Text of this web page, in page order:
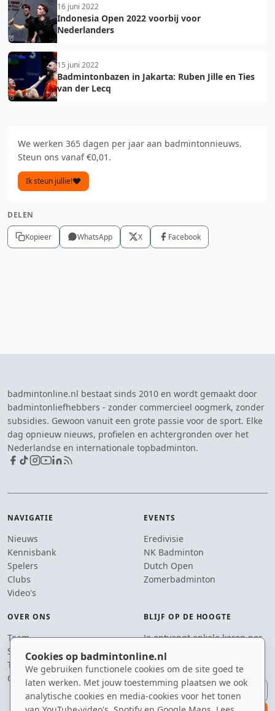
Cookies op badmintonline.nl
We gebruiken functionele cookies om de site goed te
laten werken. Met jouw toestemming plaatsen we ook
analytische cookies en media-cookies voor het tonen
16 juni 2022
Indonesia Open 2022 voorbij voor
Nederlanders
15 juni 2022
Badmintonbazen in Jakarta: Ruben Jille en Ties
van der Lecq
We werken 365 dagen per jaar aan badmintonnieuws.
Steun ons vanaf €0,01.
Ik steun jullie!
DELEN
Kopieer WhatsApp X Facebook
badmintonline.nl bestaat sinds 2010 en wordt gemaakt door
badmintonliefhebbers - zonder commercieel oogmerk, zonder
subsidies. Gewoon vanuit een grote passie voor de sport. Elke
dag opnieuw nieuws, profielen en achtergronden over het
Nederlandse en internationale topbadminton.
NAVIGATIE
Nieuws
Kennisbank
Spelers
Clubs
Video's
EVENTS
Eredivisie
NK Badminton
Dutch Open
Zomerbadminton
OVER ONS
Team
Supporters
Tip de redactie
Contact
BLIJF OP DE HOOGTE
Je ontvangt enkele keren per
jaar een e-mail met het
laatste badmintonnieuws.
E-mailadres